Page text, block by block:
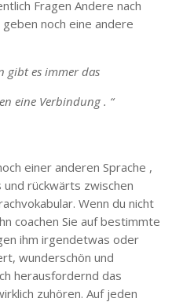
Fragen Andere nach
noch eine andere
gibt es immer das
eine Verbindung . “
einer anderen Sprache ,
rückwärts zwischen
Wenn du nicht
coachen Sie auf bestimmte
ihm irgendetwas oder
wunderschön und
herausfordernd das
zuhören. Auf jeden